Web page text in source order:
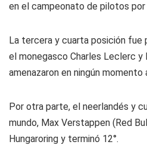
en el campeonato de pilotos
La tercera y cuarta posición fue
el monegasco Charles Leclerc y
amenazaron en ningún momento
Por otra parte, el neerlandés y
mundo, Max Verstappen (Red
Hungaroring y terminó 12°.